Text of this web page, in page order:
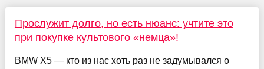
Прослужит долго, но есть нюанс: учтите это
при покупке культового «немца»!
BMW X5 — кто из нас хоть раз не задумывался о